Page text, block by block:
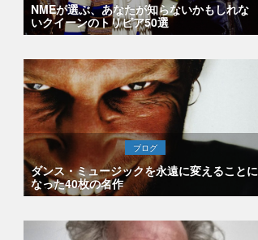
NMEが選ぶ、あなたが知らないかもしれな
いクイーンのトリビア50選
ブログ
ダンス・ミュージックを永遠に変えることに
なった40枚の名作